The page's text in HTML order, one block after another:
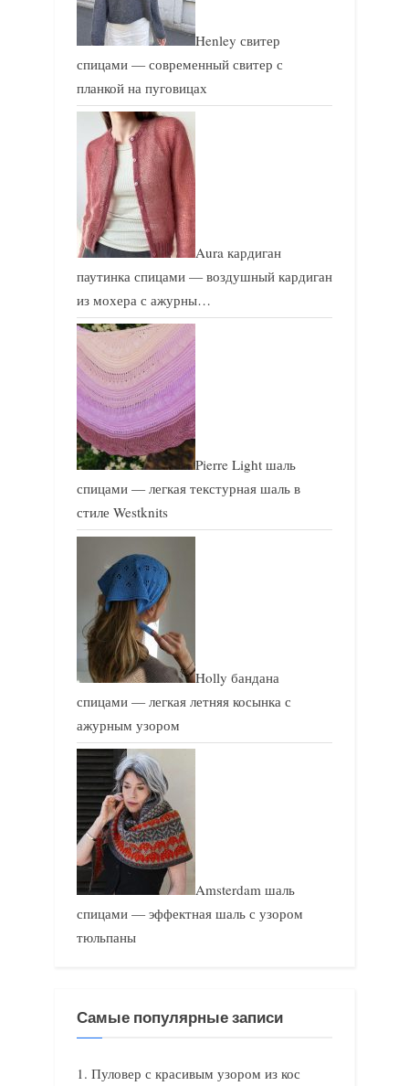
Henley свитер
спицами — современный свитер с
планкой на пуговицах
Aura кардиган
паутинка спицами — воздушный кардиган
из мохера с ажурны…
Pierre Light шаль
спицами — легкая текстурная шаль в
стиле Westknits
Holly бандана
спицами — легкая летняя косынка с
ажурным узором
Amsterdam шаль
спицами — эффектная шаль с узором
тюльпаны
Самые популярные записи
Пуловер с красивым узором из кос